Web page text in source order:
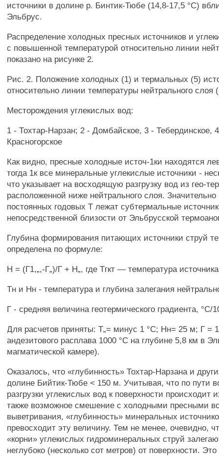
источники в долине р. Бинтик-Тюбе (14,8-17,5 °С)
Эльбрус.
Распределение холодных пресных источников и
с повышенной температурой относительно линии
показано на рисунке 2.
Рис. 2. Положение холодных (1) и термальных (5)
относительно линии температуры нейтрального слоя
Месторождения углекислых вод:
1 - Тохтар-Нарзан; 2 - Домбайское, 3 - Тебердинское,
Красногорское
Как видно, пресные холодные источ-1ки находятся
тогда 1к все минеральные углекислые источники -
что указывает на восходящую разгрузку вод из гео-
расположенной ниже нейтрального слоя.
постоянных годовых Т лежат субтермальные
непосредственной близости от Эльбрусской
Глубина формирования питающих источники струй
определена по формуле:
Н = (Г1,„,-Г„)/Г + Н„, где Тгкт — температура
Тн и Нн - температура и глубина залегания
Г - средняя величина геотермического градиента, °С/
Для расчетов приняты: Т„= минус 1 °С; Нн= 25 м; Г =
андезитового расплава 1000 °С на глубине 5,8 км в
магматической камере).
Оказалось, что «глубинность» Тохтар-Нарзана и
долине Бийтик-Тюбе < 150 м. Учитывая, что по пути
разгрузки углекислых вод к поверхности происходит
также возможное смешение с холодными пресными
выветривания, «глубинность» минеральных
превосходит эту величину. Тем не менее, очевидно,
«корни» углекислых гидроминеральных струй
неглубоко (несколько сот метров) от поверхности.